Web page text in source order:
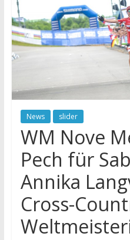
News slider
WM Nove
Pech für
Annika
Cross-